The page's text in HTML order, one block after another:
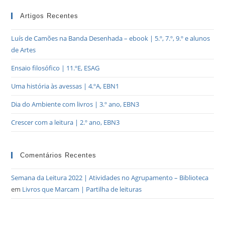
Artigos Recentes
Luís de Camões na Banda Desenhada – ebook | 5.º, 7.º, 9.º e alunos
de Artes
Ensaio filosófico | 11.ºE, ESAG
Uma história às avessas | 4.ºA, EBN1
Dia do Ambiente com livros | 3.º ano, EBN3
Crescer com a leitura | 2.º ano, EBN3
Comentários Recentes
Semana da Leitura 2022 | Atividades no Agrupamento – Biblioteca
em Livros que Marcam | Partilha de leituras